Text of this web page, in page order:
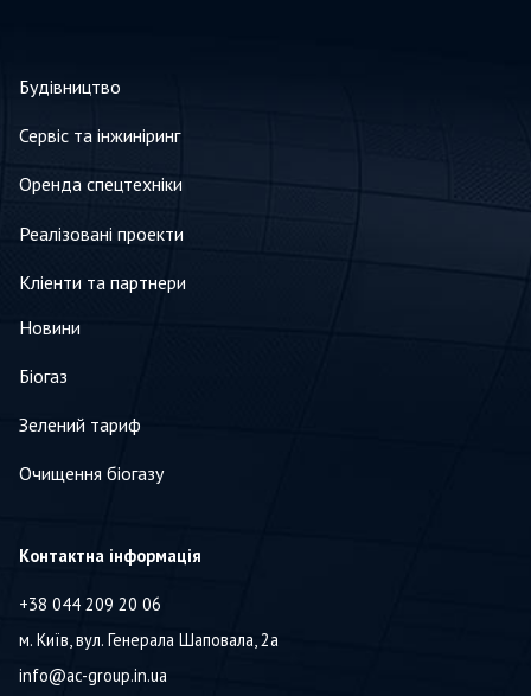
Будівництво
Сервіс та інжиніринг
Оренда спецтехніки
Реалізовані проекти
Кліенти та партнери
Новини
Біогаз
Зелений тариф
Очищення біогазу
Контактна інформація
+38 044 209 20 06
м. Київ, вул. Генерала Шаповала, 2а
info@ac-group.in.ua